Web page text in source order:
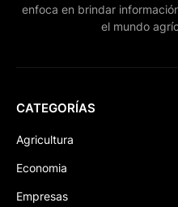
enfoca en brindar
el mundo
CATEGORÍAS
Agricultura
Economia
Empresas